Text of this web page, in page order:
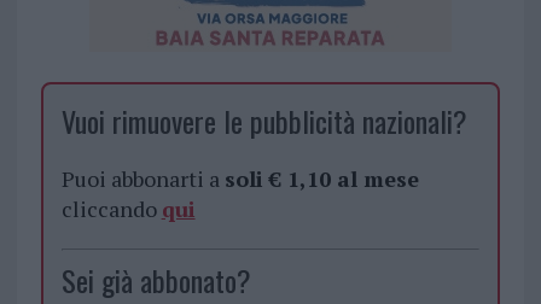
Vuoi rimuovere le pubblicità nazionali?
Puoi abbonarti a soli € 1,10 al mese
cliccando qui
Sei già abbonato?